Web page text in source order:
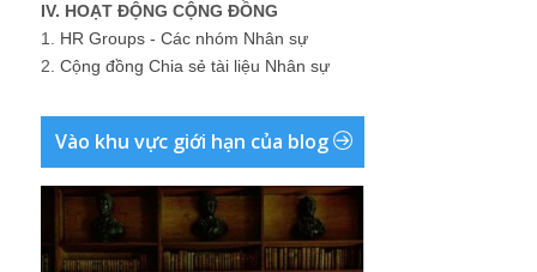
IV. HOẠT ĐỘNG CỘNG ĐỒNG
1. HR Groups - Các nhóm Nhân sự
2. Cộng đồng Chia sẻ tài liệu Nhân sự
Vào khu vực giới hạn của blog